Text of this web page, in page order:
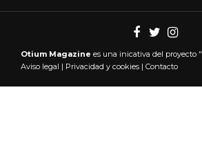
Otium Magazine es una inicativa del proyecto "
Aviso legal | Privacidad y cookies | Contacto